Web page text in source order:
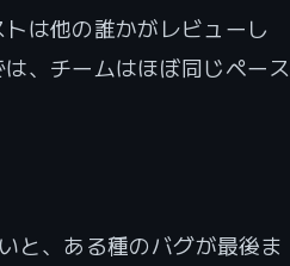
は他の誰かがレビューし
、チームはほぼ同じペース
と、ある種のバグが最後ま